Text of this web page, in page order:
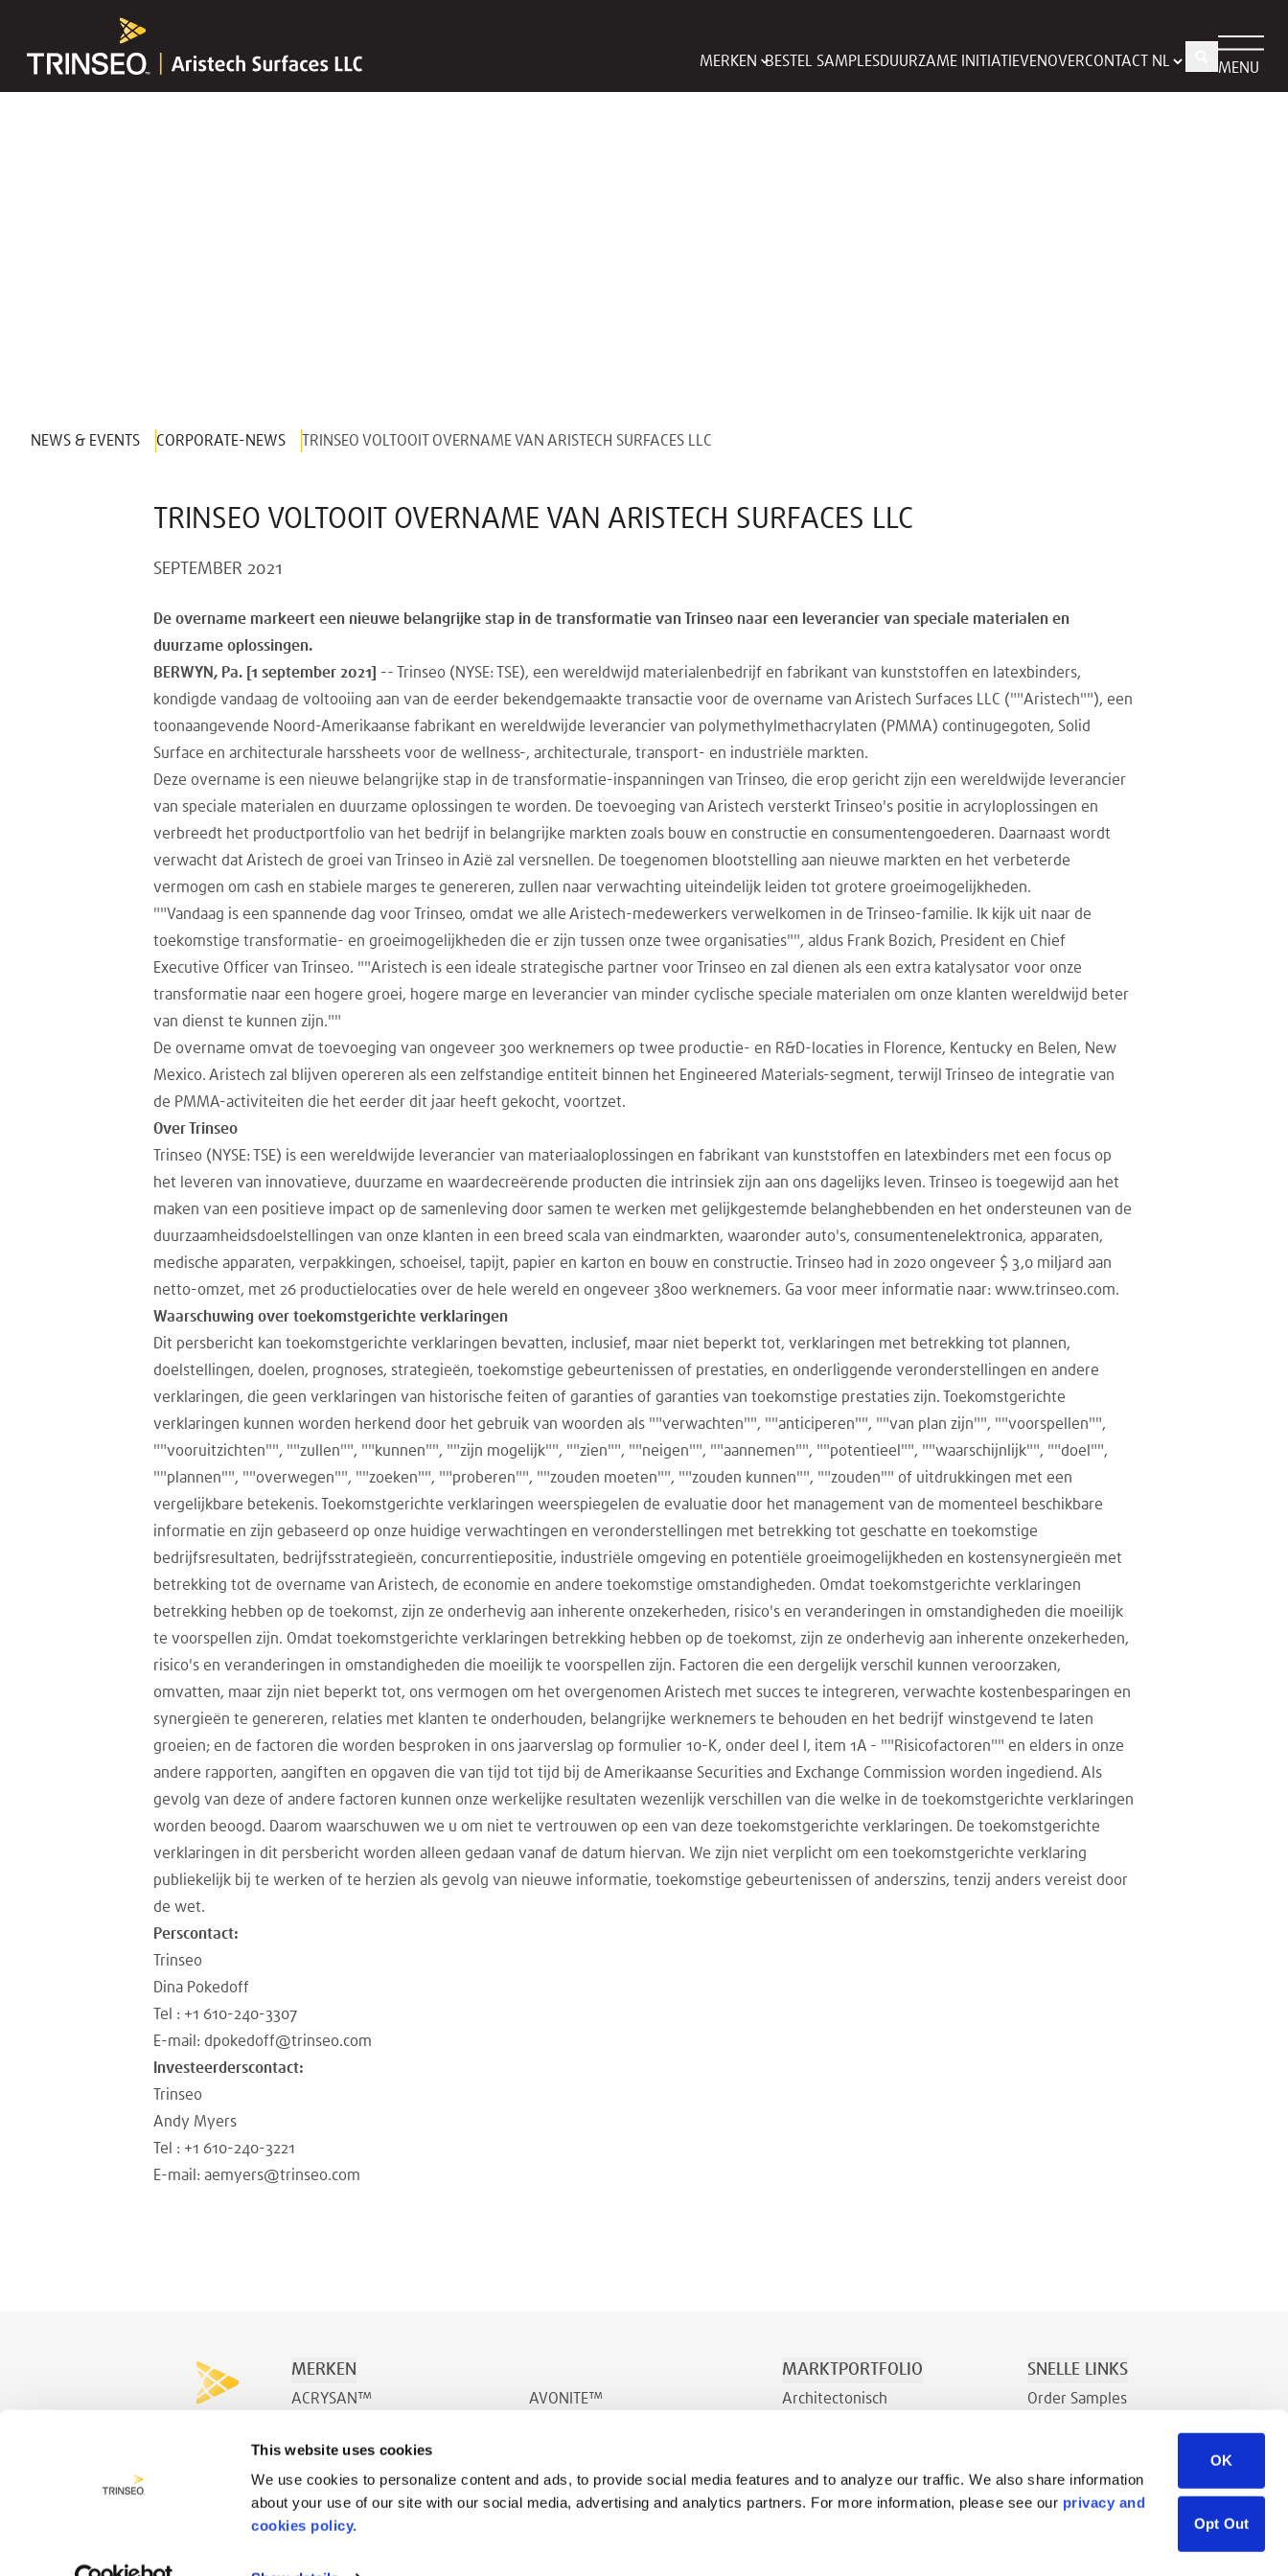
This website uses cookies
We use cookies to personalize content and ads, to provide social media features and to analyze our traffic. We also share information
about your use of our site with our social media, advertising and analytics partners. For more information, please see our privacy and
cookies policy.
OK
Opt Out
MERKEN BESTEL SAMPLES DUURZAME INITIATIEVENOVERCONTACT MENU
NEWS & EVENTS CORPORATE-NEWS TRINSEO VOLTOOIT OVERNAME VAN ARISTECH SURFACES LLC
TRINSEO VOLTOOIT OVERNAME VAN ARISTECH SURFACES LLC
SEPTEMBER 2021
De overname markeert een nieuwe belangrijke stap in de transformatie van Trinseo naar een leverancier van speciale materialen en
duurzame oplossingen.
BERWYN, Pa. [1 september 2021]
-- Trinseo (NYSE: TSE), een wereldwijd materialenbedrijf en fabrikant van kunststoffen en latexbinders,
kondigde vandaag de voltooiing aan van de eerder bekendgemaakte transactie voor de overname van Aristech Surfaces LLC (""Aristech""), een
toonaangevende Noord-Amerikaanse fabrikant en wereldwijde leverancier van polymethylmethacrylaten (PMMA) continugegoten, Solid
Surface en architecturale harssheets voor de wellness-, architecturale, transport- en industriële markten.
Deze overname is een nieuwe belangrijke stap in de transformatie-inspanningen van Trinseo, die erop gericht zijn een wereldwijde leverancier
van speciale materialen en duurzame oplossingen te worden. De toevoeging van Aristech versterkt Trinseo's positie in acryloplossingen en
verbreedt het productportfolio van het bedrijf in belangrijke markten zoals bouw en constructie en consumentengoederen. Daarnaast wordt
verwacht dat Aristech de groei van Trinseo in Azië zal versnellen. De toegenomen blootstelling aan nieuwe markten en het verbeterde
vermogen om cash en stabiele marges te genereren, zullen naar verwachting uiteindelijk leiden tot grotere groeimogelijkheden.
""Vandaag is een spannende dag voor Trinseo, omdat we alle Aristech-medewerkers verwelkomen in de Trinseo-familie. Ik kijk uit naar de
toekomstige transformatie- en groeimogelijkheden die er zijn tussen onze twee organisaties"", aldus Frank Bozich, President en Chief
Executive Officer van Trinseo. ""Aristech is een ideale strategische partner voor Trinseo en zal dienen als een extra katalysator voor onze
transformatie naar een hogere groei, hogere marge en leverancier van minder cyclische speciale materialen om onze klanten wereldwijd beter
van dienst te kunnen zijn.""
De overname omvat de toevoeging van ongeveer 300 werknemers op twee productie- en R&D-locaties in Florence, Kentucky en Belen, New
Mexico. Aristech zal blijven opereren als een zelfstandige entiteit binnen het Engineered Materials-segment, terwijl Trinseo de integratie van
de PMMA-activiteiten die het eerder dit jaar heeft gekocht, voortzet.
Over Trinseo
Trinseo (NYSE: TSE) is een wereldwijde leverancier van materiaaloplossingen en fabrikant van kunststoffen en latexbinders met een focus op
het leveren van innovatieve, duurzame en waardecreërende producten die intrinsiek zijn aan ons dagelijks leven. Trinseo is toegewijd aan het
maken van een positieve impact op de samenleving door samen te werken met gelijkgestemde belanghebbenden en het ondersteunen van de
duurzaamheidsdoelstellingen van onze klanten in een breed scala van eindmarkten, waaronder auto's, consumentenelektronica, apparaten,
medische apparaten, verpakkingen, schoeisel, tapijt, papier en karton en bouw en constructie. Trinseo had in 2020 ongeveer $ 3,0 miljard aan
netto-omzet, met 26 productielocaties over de hele wereld en ongeveer 3800 werknemers. Ga voor meer informatie naar: www.trinseo.com.
Waarschuwing over toekomstgerichte verklaringen
Dit persbericht kan toekomstgerichte verklaringen bevatten, inclusief, maar niet beperkt tot, verklaringen met betrekking tot plannen,
doelstellingen, doelen, prognoses, strategieën, toekomstige gebeurtenissen of prestaties, en onderliggende veronderstellingen en andere
verklaringen, die geen verklaringen van historische feiten of garanties of garanties van toekomstige prestaties zijn. Toekomstgerichte
verklaringen kunnen worden herkend door het gebruik van woorden als ""verwachten"", ""anticiperen"", ""van plan zijn"", ""voorspellen"",
""vooruitzichten"", ""zullen"", ""kunnen"", ""zijn mogelijk"", ""zien"", ""neigen"", ""aannemen"", ""potentieel"", ""waarschijnlijk"", ""doel"",
""plannen"", ""overwegen"", ""zoeken"", ""proberen"", ""zouden moeten"", ""zouden kunnen"", ""zouden"" of uitdrukkingen met een
vergelijkbare betekenis. Toekomstgerichte verklaringen weerspiegelen de evaluatie door het management van de momenteel beschikbare
informatie en zijn gebaseerd op onze huidige verwachtingen en veronderstellingen met betrekking tot geschatte en toekomstige
bedrijfsresultaten, bedrijfsstrategieën, concurrentiepositie, industriële omgeving en potentiële groeimogelijkheden en kostensynergieën met
betrekking tot de overname van Aristech, de economie en andere toekomstige omstandigheden. Omdat toekomstgerichte verklaringen
betrekking hebben op de toekomst, zijn ze onderhevig aan inherente onzekerheden, risico's en veranderingen in omstandigheden die moeilijk
te voorspellen zijn. Omdat toekomstgerichte verklaringen betrekking hebben op de toekomst, zijn ze onderhevig aan inherente onzekerheden,
risico's en veranderingen in omstandigheden die moeilijk te voorspellen zijn. Factoren die een dergelijk verschil kunnen veroorzaken,
omvatten, maar zijn niet beperkt tot, ons vermogen om het overgenomen Aristech met succes te integreren, verwachte kostenbesparingen en
synergieën te genereren, relaties met klanten te onderhouden, belangrijke werknemers te behouden en het bedrijf winstgevend te laten
groeien; en de factoren die worden besproken in ons jaarverslag op formulier 10-K, onder deel I, item 1A - ""Risicofactoren"" en elders in onze
andere rapporten, aangiften en opgaven die van tijd tot tijd bij de Amerikaanse Securities and Exchange Commission worden ingediend. Als
gevolg van deze of andere factoren kunnen onze werkelijke resultaten wezenlijk verschillen van die welke in de toekomstgerichte verklaringen
worden beoogd. Daarom waarschuwen we u om niet te vertrouwen op een van deze toekomstgerichte verklaringen. De toekomstgerichte
verklaringen in dit persbericht worden alleen gedaan vanaf de datum hiervan. We zijn niet verplicht om een toekomstgerichte verklaring
publiekelijk bij te werken of te herzien als gevolg van nieuwe informatie, toekomstige gebeurtenissen of anderszins, tenzij anders vereist door
de wet.
Perscontact:
Trinseo
Dina Pokedoff
Tel : +1 610-240-3307
E-mail: dpokedoff@trinseo.com
Investeerderscontact:
Trinseo
Andy Myers
Tel : +1 610-240-3221
E-mail: aemyers@trinseo.com
MERKEN
ACRYSAN™
ACRYSWIM™
AVONITE™
MARKTPORTFOLIO
Architectonisch
SNELLE LINKS
Order Samples